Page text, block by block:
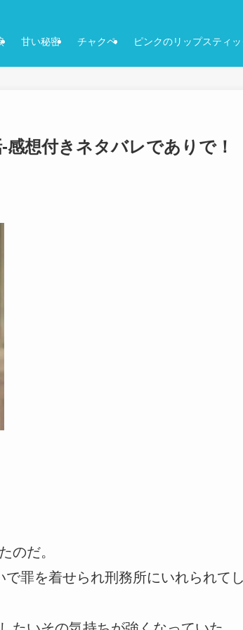
甘い秘密 チャクペ ピンクのリップスティ
想付きネタバレでありで！
のだ。
罪を着せられ刑務所にいれられて